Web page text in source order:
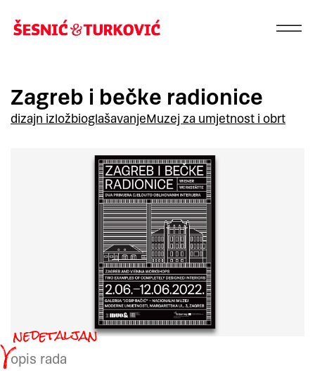
Zagreb i bečke radionice
dizajn izložbioglašavanjeMuzej za umjetnost i obrt
opis rada